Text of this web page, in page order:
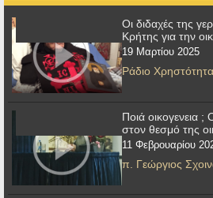
Οι διδαχές της
Κρήτης για την
19 Μαρτίου 2025
Ράδιο Χρηστότητα
Ποιά οικογενεια
στον θεσμό της
11 Φεβρουαρίου
π. Γεώργιος